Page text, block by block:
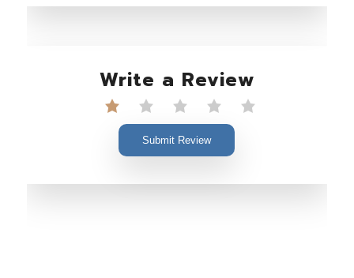
Write a Review
Submit Review